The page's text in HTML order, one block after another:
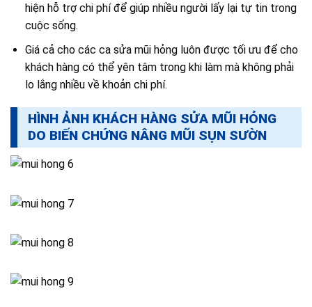
hiện hỗ trợ chi phí để giúp nhiều người lấy lại tự tin trong
cuộc sống.
Giá cả cho các ca sửa mũi hỏng luôn được tối ưu để cho
khách hàng có thể yên tâm trong khi làm mà không phải
lo lắng nhiều về khoản chi phí.
HÌNH ẢNH KHÁCH HÀNG SỬA MŨI HỎNG
DO BIẾN CHỨNG NÂNG MŨI SỤN SƯỜN